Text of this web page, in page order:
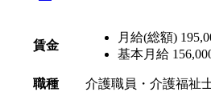
賃金
月給(総額)
基本月給
職種
介護職員・介護福祉